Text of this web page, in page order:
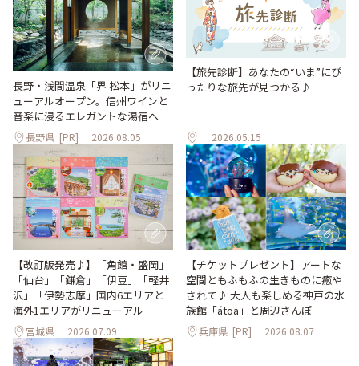
長野・浅間温泉「界 松本」がリニ
ューアルオープン。信州ワインと
音楽に浸るエレガントな湯宿へ
長野県 [PR] 2026.08.05
【旅先診断】あなたの“いま”にぴ
ったりな旅先が見つかる♪
2026.05.15
【改訂版発売♪】「角館・盛岡」
「仙台」「鎌倉」「伊豆」「軽井
沢」「伊勢志摩」国内6エリアと
海外1エリアがリニューアル
宮城県 2026.07.09
【チケットプレゼント】アートな
空間ともふもふの生きものに癒や
されて♪ 大人も楽しめる神戸の水
族館「átoa」と周辺さんぽ
兵庫県 [PR] 2026.08.07